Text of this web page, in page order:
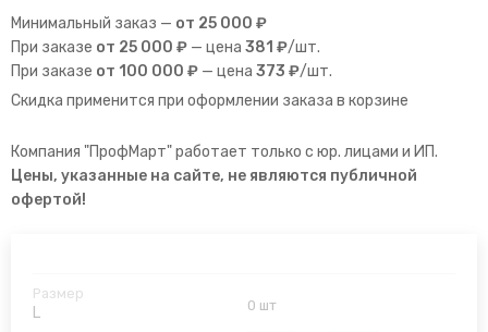
Минимальный заказ — от 25 000 ₽
При заказе от 25 000 ₽ — цена 381 ₽/шт.
При заказе от 100 000 ₽ — цена 373 ₽/шт.
Скидка применится при оформлении заказа в корзине
Компания "ПрофМарт" работает только с юр. лицами и ИП.
Цены, указанные на сайте, не являются публичной
офертой!
L 0 шт